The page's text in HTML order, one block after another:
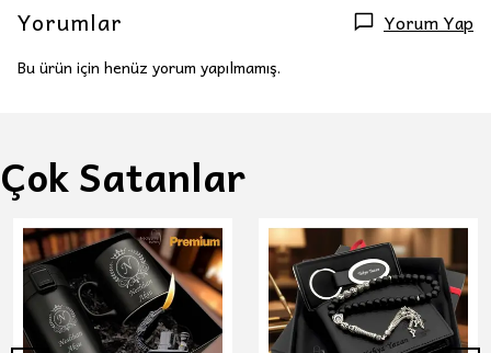
Yorumlar Yorum Yap
Bu ürün için henüz yorum yapılmamış.
Çok Satanlar